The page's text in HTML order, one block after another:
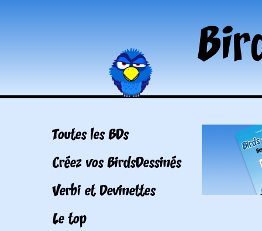
Toutes les BDs
Créez vos BirdsDessinés
Verbi et Devinettes
Le top